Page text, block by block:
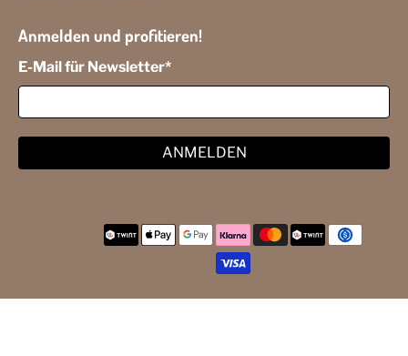
Anmelden und profitieren!
E-Mail für Newsletter*
ANMELDEN